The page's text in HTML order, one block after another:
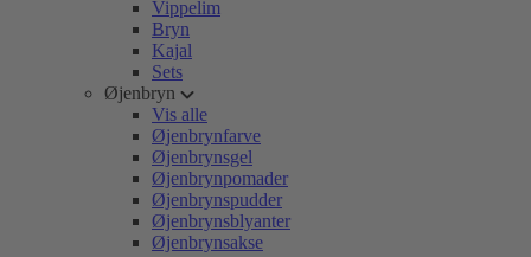
Vippelim
Bryn
Kajal
Sets
Øjenbryn
Vis alle
Øjenbrynfarve
Øjenbrynsgel
Øjenbrynpomader
Øjenbrynspudder
Øjenbrynsblyanter
Øjenbrynsakse